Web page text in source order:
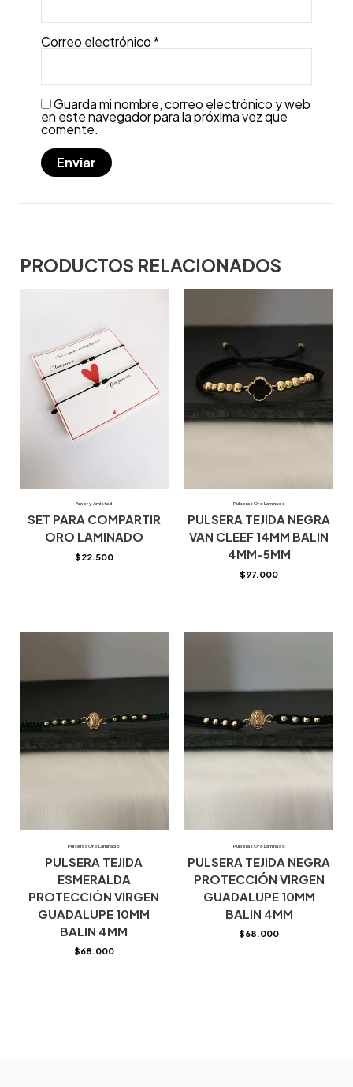
Correo electrónico*
Guarda mi nombre, correo electrónico y web
en este navegador para la próxima vez que
comente.
PRODUCTOS RELACIONADOS
Amor y Amistad
SET PARA COMPARTIR
ORO LAMINADO
$22.500
Pulseras Oro Laminado
PULSERA TEJIDA NEGRA
VAN CLEEF 14MM BALIN
4MM-5MM
$97.000
Pulseras Oro Laminado
PULSERA TEJIDA
ESMERALDA
PROTECCIÓN VIRGEN
GUADALUPE 10MM
BALIN 4MM
$68.000
Pulseras Oro Laminado
PULSERA TEJIDA NEGRA
PROTECCIÓN VIRGEN
GUADALUPE 10MM
BALIN 4MM
$68.000